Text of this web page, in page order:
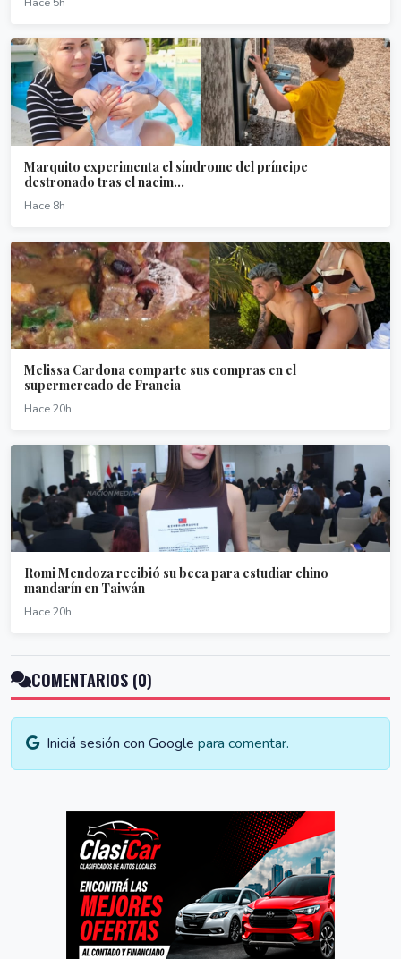
Marquito experimenta el síndrome del príncipe
destronado tras el nacim...
Hace 8h
Melissa Cardona comparte sus compras en el
supermercado de Francia
Hace 20h
Romi Mendoza recibió su beca para estudiar chino
mandarín en Taiwán
Hace 20h
COMENTARIOS (0)
Iniciá sesión con Google para comentar.